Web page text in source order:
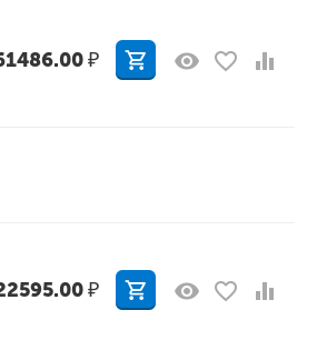
₽
₽